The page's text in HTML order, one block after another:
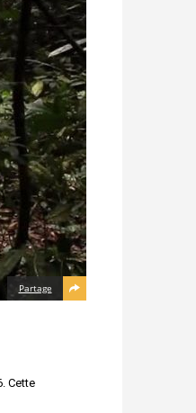
Partage
Cette